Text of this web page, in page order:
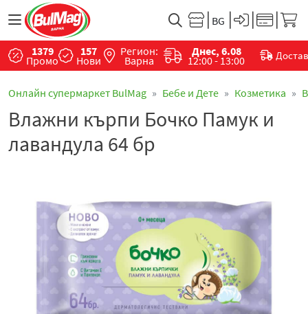
1379
Промо
157
Нови
Регион:
Варна
Днес, 6.08
12:00 - 13:00
Онлайн супермаркет BulMag Бебе и Дете Козметика
Влажни кърпи Бочко Памук и
лавандула 64 бр